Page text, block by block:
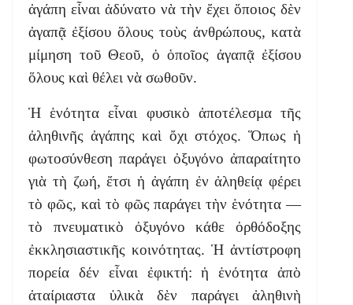
ἀγάπη εἶναι ἀδύνατο νὰ τὴν ἔχει ὅποιος δὲν
ἀγαπᾷ ἐξίσου ὅλους τοὺς ἀνθρώπους, κατὰ
μίμηση τοῦ Θεοῦ, ὁ ὁποῖος ἀγαπᾷ ἐξίσου
ὅλους καὶ θέλει νὰ σωθοῦν.
Ἡ ἑνότητα εἶναι φυσικὸ ἀποτέλεσμα τῆς
ἀληθινῆς ἀγάπης καὶ ὄχι στόχος. Ὅπως ἡ
φωτοσύνθεση παράγει ὀξυγόνο ἀπαραίτητο
γιὰ τὴ ζωή, ἔτσι ἡ ἀγάπη ἐν ἀληθείᾳ φέρει
τὸ φῶς, καὶ τὸ φῶς παράγει τὴν ἑνότητα —
τὸ πνευματικὸ ὀξυγόνο κάθε ὀρθόδοξης
ἐκκλησιαστικῆς κοινότητας. Ἡ ἀντίστροφη
πορεία δέν εἶναι ἐφικτή: ἡ ἑνότητα ἀπὸ
ἀταίριαστα ὑλικὰ δὲν παράγει ἀληθινὴ